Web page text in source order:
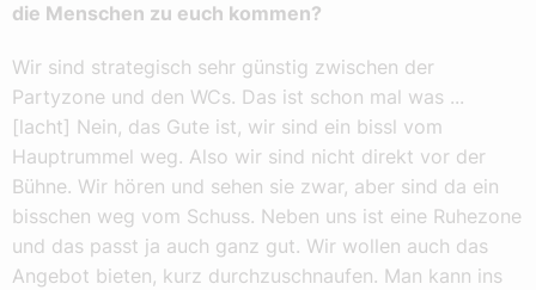
die Menschen zu euch kommen?
Wir sind strategisch sehr günstig zwischen der
Partyzone und den WCs. Das ist schon mal was ...
[lacht] Nein, das Gute ist, wir sind ein bissl vom
Hauptrummel weg. Also wir sind nicht direkt vor der
Bühne. Wir hören und sehen sie zwar, aber sind da ein
bisschen weg vom Schuss. Neben uns ist eine Ruhezone
und das passt ja auch ganz gut. Wir wollen auch das
Angebot bieten, kurz durchzuschnaufen. Man kann ins